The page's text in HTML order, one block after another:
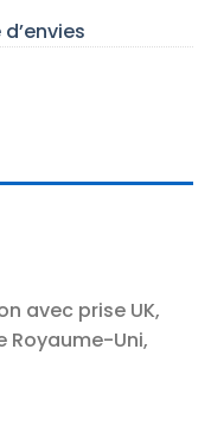
avec prise UK,
Royaume-Uni,